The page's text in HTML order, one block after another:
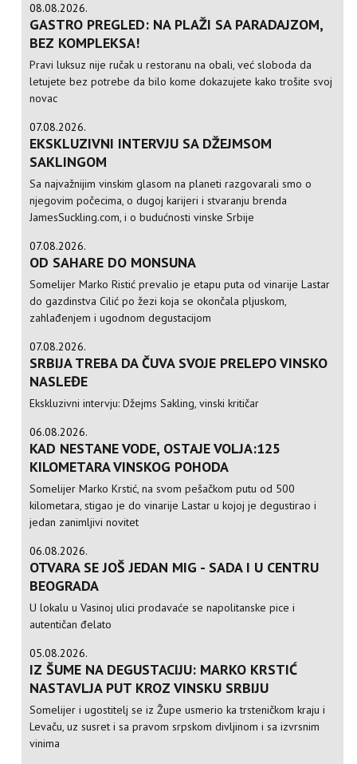
08.08.2026.
GASTRO PREGLED: NA PLAŽI SA PARADAJZOM,
BEZ KOMPLEKSA!
Pravi luksuz nije ručak u restoranu na obali, već sloboda da
letujete bez potrebe da bilo kome dokazujete kako trošite svoj
novac
07.08.2026.
EKSKLUZIVNI INTERVJU SA DŽEJMSOM
SAKLINGOM
Sa najvažnijim vinskim glasom na planeti razgovarali smo o
njegovim počecima, o dugoj karijeri i stvaranju brenda
JamesSuckling.com, i o budućnosti vinske Srbije
07.08.2026.
OD SAHARE DO MONSUNA
Somelijer Marko Ristić prevalio je etapu puta od vinarije Lastar
do gazdinstva Cilić po žezi koja se okončala pljuskom,
zahlađenjem i ugodnom degustacijom
07.08.2026.
SRBIJA TREBA DA ČUVA SVOJE PRELEPO VINSKO
NASLEĐE
Ekskluzivni intervju: Džejms Sakling, vinski kritičar
06.08.2026.
KAD NESTANE VODE, OSTAJE VOLJA:125
KILOMETARA VINSKOG POHODA
Somelijer Marko Krstić, na svom pešačkom putu od 500
kilometara, stigao je do vinarije Lastar u kojoj je degustirao i
jedan zanimljivi novitet
06.08.2026.
OTVARA SE JOŠ JEDAN MIG - SADA I U CENTRU
BEOGRADA
U lokalu u Vasinoj ulici prodavaće se napolitanske pice i
autentičan đelato
05.08.2026.
IZ ŠUME NA DEGUSTACIJU: MARKO KRSTIĆ
NASTAVLJA PUT KROZ VINSKU SRBIJU
Somelijer i ugostitelj se iz Župe usmerio ka trsteničkom kraju i
Levaču, uz susret i sa pravom srpskom divljinom i sa izvrsnim
vinima